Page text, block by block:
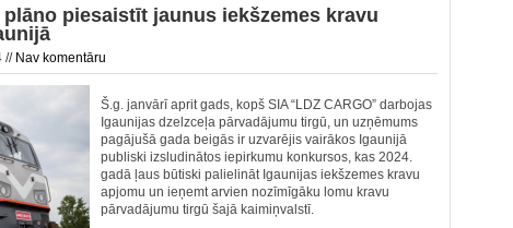
plāno piesaistīt jaunus iekšzemes kravu
// Nav komentāru
Š.g. janvārī aprit gads, kopš SIA “LDZ CARGO” darbojas
Igaunijas dzelzceļa pārvadājumu tirgū, un uzņēmums
pagājušā gada beigās ir uzvarējis vairākos Igaunijā
publiski izsludinātos iepirkumu konkursos, kas 2024.
gadā ļaus būtiski palielināt Igaunijas iekšzemes kravu
apjomu un ieņemt arvien nozīmīgāku lomu kravu
pārvadājumu tirgū šajā kaimiņvalstī.